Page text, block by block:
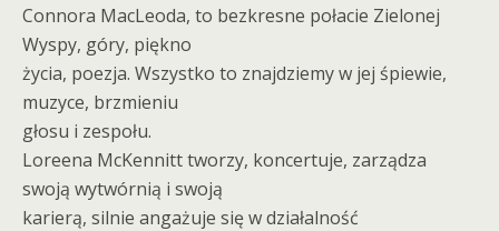
Connora MacLeoda, to bezkresne połacie Zielonej
Wyspy, góry, piękno
życia, poezja. Wszystko to znajdziemy w jej śpiewie,
muzyce, brzmieniu
głosu i zespołu.
Loreena McKennitt tworzy, koncertuje, zarządza
swoją wytwórnią i swoją
karierą, silnie angażuje się w działalność